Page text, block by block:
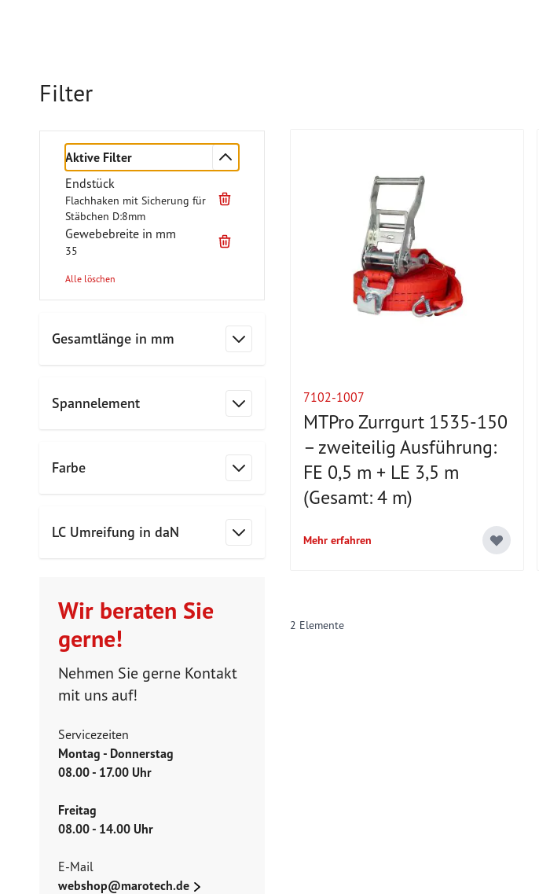
Filter
Aktive Filter
Endstück
Flachhaken mit Sicherung für
Stäbchen D:8mm
Gewebebreite in mm
35
Alle löschen
Gesamtlänge in mm
Spannelement
Farbe
LC Umreifung in daN
Wir beraten Sie
gerne!
Nehmen Sie gerne Kontakt
mit uns auf!
Servicezeiten
Montag - Donnerstag
08.00 - 17.00 Uhr
Freitag
08.00 - 14.00 Uhr
E-Mail
webshop@marotech.de
7102-1007
MTPro Zurrgurt 1535-150
– zweiteilig Ausführung:
FE 0,5 m + LE 3,5 m
(Gesamt: 4 m)
Mehr erfahren
2 Elemente